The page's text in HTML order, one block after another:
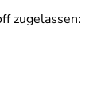
zugelassen: